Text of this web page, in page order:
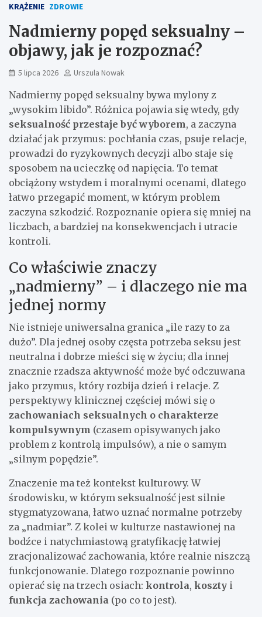
KRĄŻENIE ZDROWIE
Nadmierny popęd seksualny –
objawy, jak je rozpoznać?
5 lipca 2026 Urszula Nowak
Nadmierny popęd seksualny bywa mylony z
„wysokim libido”. Różnica pojawia się wtedy, gdy
seksualność przestaje być wyborem, a zaczyna
działać jak przymus: pochłania czas, psuje relacje,
prowadzi do ryzykownych decyzji albo staje się
sposobem na ucieczkę od napięcia. To temat
obciążony wstydem i moralnymi ocenami, dlatego
łatwo przegapić moment, w którym problem
zaczyna szkodzić. Rozpoznanie opiera się mniej na
liczbach, a bardziej na konsekwencjach i utracie
kontroli.
Co właściwie znaczy
„nadmierny” – i dlaczego nie ma
jednej normy
Nie istnieje uniwersalna granica „ile razy to za
dużo”. Dla jednej osoby częsta potrzeba seksu jest
neutralna i dobrze mieści się w życiu; dla innej
znacznie rzadsza aktywność może być odczuwana
jako przymus, który rozbija dzień i relacje. Z
perspektywy klinicznej częściej mówi się o
zachowaniach seksualnych o charakterze
kompulsywnym (czasem opisywanych jako
problem z kontrolą impulsów), a nie o samym
„silnym popędzie”.
Znaczenie ma też kontekst kulturowy. W
środowisku, w którym seksualność jest silnie
stygmatyzowana, łatwo uznać normalne potrzeby
za „nadmiar”. Z kolei w kulturze nastawionej na
bodźce i natychmiastową gratyfikację łatwiej
zracjonalizować zachowania, które realnie niszczą
funkcjonowanie. Dlatego rozpoznanie powinno
opierać się na trzech osiach: kontrola, koszty i
funkcja zachowania (po co to jest).